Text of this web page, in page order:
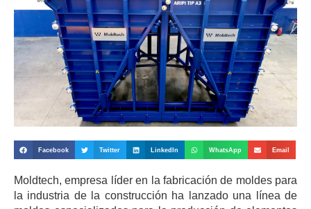
Facebook Twitter LinkedIn WhatsApp Email
Moldtech, empresa líder en la fabricación de moldes para
la industria de la construcción ha lanzado una línea de